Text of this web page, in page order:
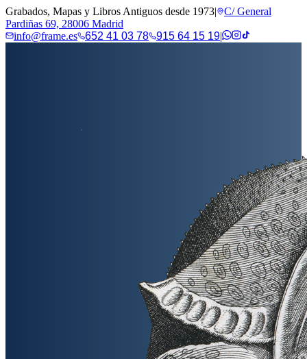
Grabados, Mapas y Libros Antiguos desde 1973|
C/ General
Pardiñas 69, 28006 Madrid
info@frame.es
652 41 03 78 915 64 15 19|